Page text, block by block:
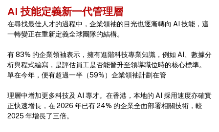
AI 技能定義新一代管理層
在尋找最佳人才的過程中，企業領袖的目光也逐漸轉向 AI 技能，這
一轉變正在重新定義全球團隊的結構。
有 83% 的企業領袖表示，擁有進階科技專業知識，例如 AI、數據分
析與程式編寫，是評估員工是否能晉升至領導職位時的核心標準。
單在今年，便有超過一半（59%）企業領袖計劃在管
理層中增加更多科技及 AI 專才。在香港，本地的 AI 採用速度亦確實
正快速增長，在 2026 年已有 24% 的企業全面部署相關技術，較
2025 年增長了三倍。